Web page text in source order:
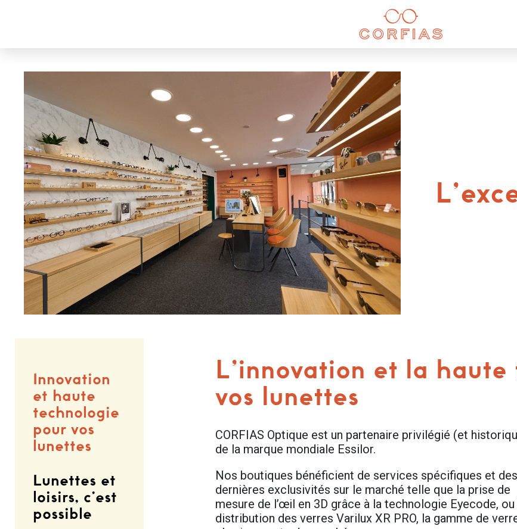
Innovation
et haute
technologie
pour vos
lunettes
Lunettes et
loisirs, c’est
possible
L’innovation et la
vos lunettes
CORFIAS Optique est un partenaire privilégié (et
de la marque mondiale Essilor.
Nos boutiques bénéficient de services spécifiques et des
dernières exclusivités sur le marché telle que la prise de
mesure de l’œil en 3D grâce à la technologie Eyecode, ou
distribution des verres Varilux XR PRO, la gamme de